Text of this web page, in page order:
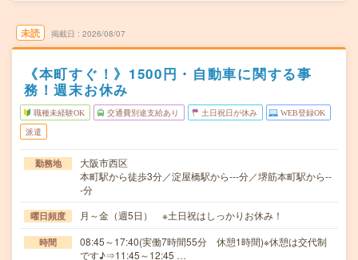
未読 掲載日 2026/08/07
《本町すぐ！》1500円・自動車に関する事
務！週末お休み
職種未経験OK 交通費別途支給あり 土日祝日が休み WEB登録OK
派遣
勤務地
大阪市西区
本町駅から徒歩3分／淀屋橋駅から---分／堺筋本町駅から--
-分
曜日頻度 月～金（週5日） ※土日祝はしっかりお休み！
時間
08:45～17:40(実働7時間55分 休憩1時間)※休憩は交代制
です♪⇒11:45～12:45 …